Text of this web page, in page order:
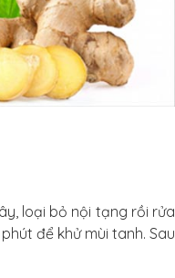
loại bỏ nội tạng rồi rửa
để khử mùi tanh. Sau